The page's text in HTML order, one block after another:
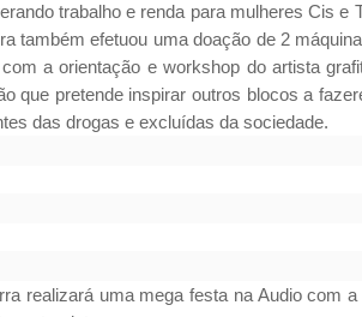
trabalho e renda para mulheres Cis e
também efetuou uma doação de 2
a orientação e workshop do artista
que pretende inspirar outros blocos a
das drogas e excluídas da sociedade.
realizará uma mega festa na Audio com